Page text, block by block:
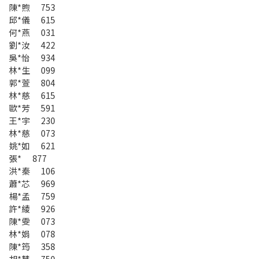
陳*煦 753
邱*儀 615
何*燕 031
劉*汝 422
吳*怡 934
林*生 099
郭*萱 804
林*慈 615
歐*芳 591
王*宇 230
林*慈 073
姚*如 621
張* 877
洪*秦 106
蕭*芯 969
楊*孟 759
許*綾 926
陳*雯 073
林*娟 078
陳*筠 358